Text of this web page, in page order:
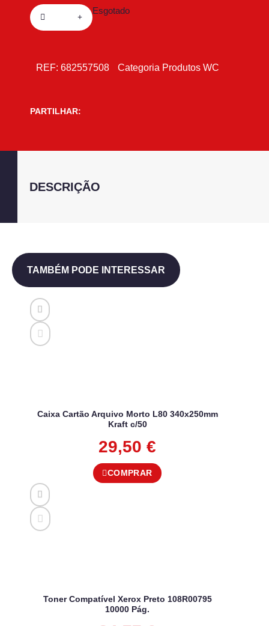
Esgotado
REF: 682557508 Categoria Produtos WC
PARTILHAR:
DESCRIÇÃO
TAMBÉM PODE INTERESSAR
Caixa Cartão Arquivo Morto L80 340x250mm
Kraft c/50
29,50 €
COMPRAR
Toner Compatível Xerox Preto 108R00795
10000 Pág.